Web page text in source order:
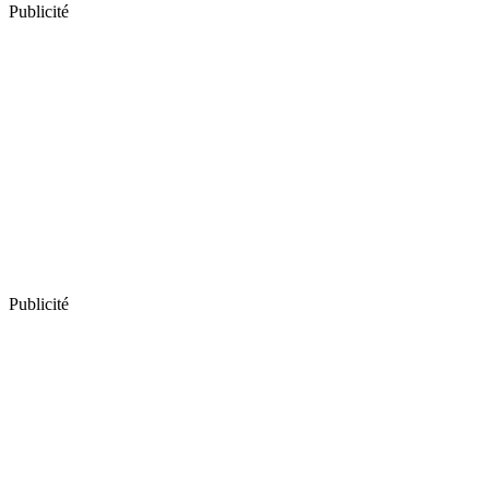
Publicité
Publicité